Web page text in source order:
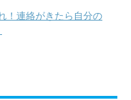
！連絡がきたら自分の